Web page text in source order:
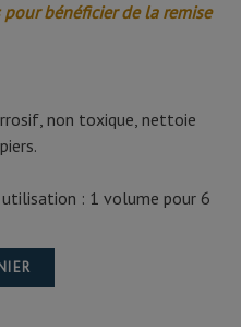
bénéficier de la remise
non toxique, nettoie
: 1 volume pour 6